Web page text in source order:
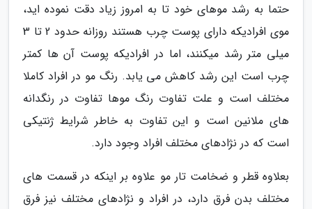
حتما به رشد موهای خود تا به امروز زیاد دقت نموده اید،
موی افرادیکه دارای پوست چرب هستند روزانه حدود 2 تا 3
میلی متر رشد میکنند، اما در افرادیکه پوست آن ها کمتر
چرب است این رشد کاهش می یابد. رنگ مو در افراد کاملا
مختلف است و علت تفاوت رنگ موها تفاوت در رنگدانه
های ملانین است و این تفاوت به خاطر شرایط ژنتیکی
است که در نژادهای مختلف افراد وجود دارد.
بعلاوه قطر و ضخامت تار مو علاوه بر اینکه در قسمت های
مختلف بدن فرق دارد، در افراد و نژادهای مختلف نیز فرق